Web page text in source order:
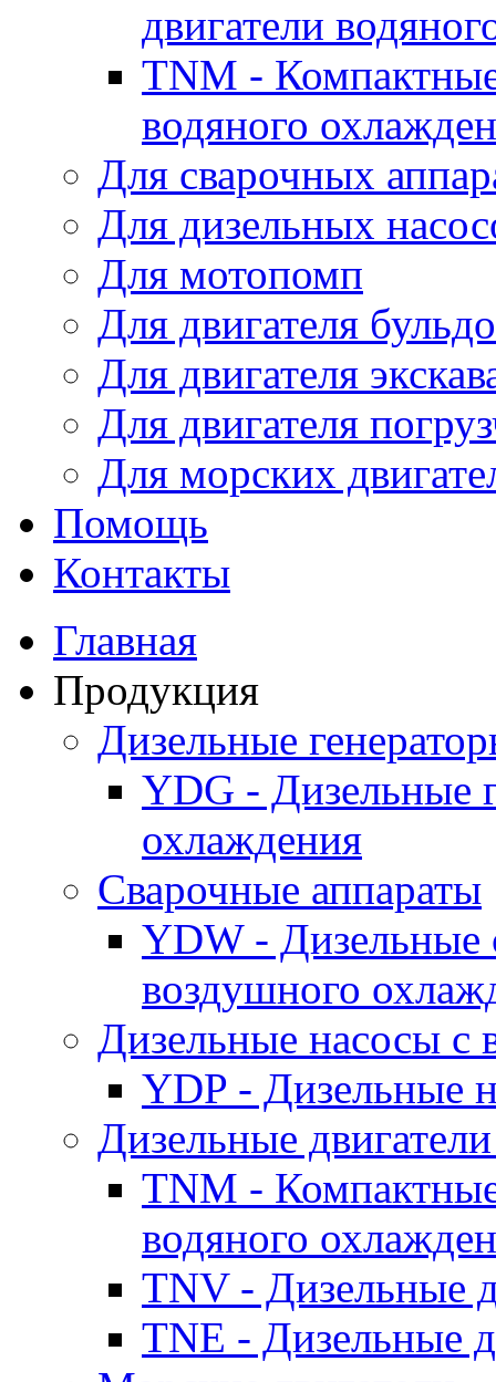
двигатели
TNM -
водяного
Для сварочных
Для дизельных
Для мотопомп
Для двигателя
Для двигателя
Для двигателя
Для морских
Помощь
Контакты
Главная
Продукция
Дизельные
YDG - Дизельные
охлаждения
Cварочные аппараты
YDW - Дизельные
воздушного
Дизельные насосы
YDP - Дизельные
Дизельные
TNM -
водяного
TNV - Дизельные
TNE - Дизельные